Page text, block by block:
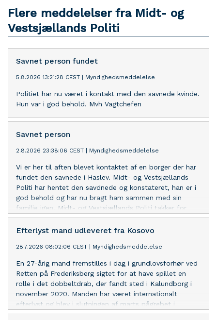
Flere meddelelser fra Midt- og
Vestsjællands Politi
Savnet person fundet
5.8.2026 13:21:28 CEST Myndighedsmeddelelse
Politiet har nu været i kontakt med den savnede kvinde.
Hun var i god behold. Mvh Vagtchefen
Savnet person
2.8.2026 23:38:06 CEST Myndighedsmeddelelse
Vi er her til aften blevet kontaktet af en borger der har
fundet den savnede i Haslev. Midt- og Vestsjællands
Politi har hentet den savdnede og konstateret, han er i
god behold og har nu bragt ham sammen med sin
familie igen. Midt- og Vestsjællands Politi takker for
borgernes interesse og hjælp. Mvh. Vagtchefen.
Efterlyst mand udleveret fra Kosovo
28.7.2026 08:02:06 CEST Myndighedsmeddelelse
En 27-årig mand fremstilles i dag i grundlovsforhør ved
Retten på Frederiksberg sigtet for at have spillet en
rolle i det dobbeltdrab, der fandt sted i Kalundborg i
november 2020. Manden har været internationalt
efterlyst og blev i slutningen af marts pågrebet i
Kosovo. Han blev i går udleveret til de danske